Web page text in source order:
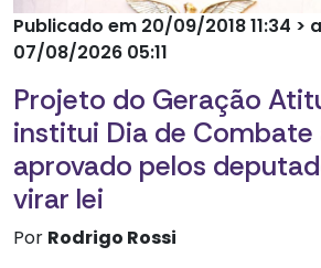
Publicado em 20/09/2018 11:34 >
07/08/2026 05:11
Projeto do Geração
institui Dia de Combate
aprovado pelos
virar lei
Por Rodrigo Rossi